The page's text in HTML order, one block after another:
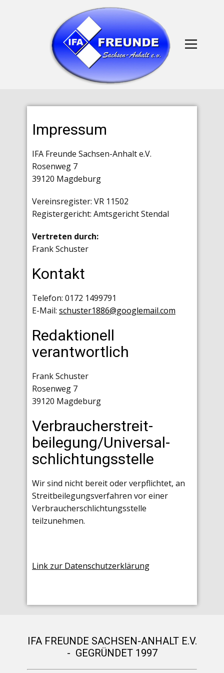
Impressum
IFA Freunde Sachsen-Anhalt e.V.
Rosenweg 7
39120 Magdeburg
Vereinsregister: VR 11502
Registergericht: Amtsgericht Stendal
Vertreten durch:
Frank Schuster
Kontakt
Telefon: 0172 1499791
E-Mail: schuster1886@googlemail.com
Redaktionell
verantwortlich
Frank Schuster
Rosenweg 7
39120 Magdeburg
Verbraucher­streit­
beilegung/Universal­
schlichtungs­stelle
Wir sind nicht bereit oder verpflichtet, an
Streitbeilegungsverfahren vor einer
Verbraucherschlichtungsstelle
teilzunehmen.
Link zur Datenschutzerklärung
IFA FREUNDE SACHSEN-ANHALT E.V.
- GEGRÜNDET 1997